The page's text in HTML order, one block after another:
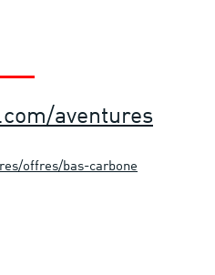
aventures
offres/bas-carbone